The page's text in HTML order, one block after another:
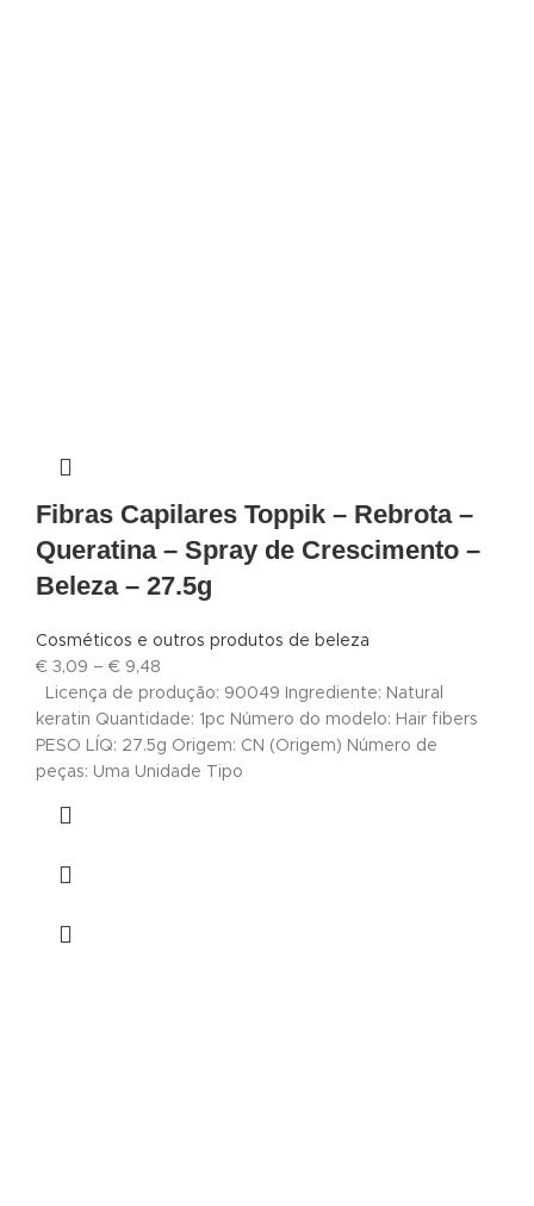
Fibras Capilares Toppik – Rebrota –
Queratina – Spray de Crescimento –
Beleza – 27.5g
Cosméticos e outros produtos de beleza
€ 3,09 – € 9,48
Licença de produção: 90049 Ingrediente: Natural
keratin Quantidade: 1pc Número do modelo: Hair fibers
PESO LÍQ: 27.5g Origem: CN (Origem) Número de
peças: Uma Unidade Tipo